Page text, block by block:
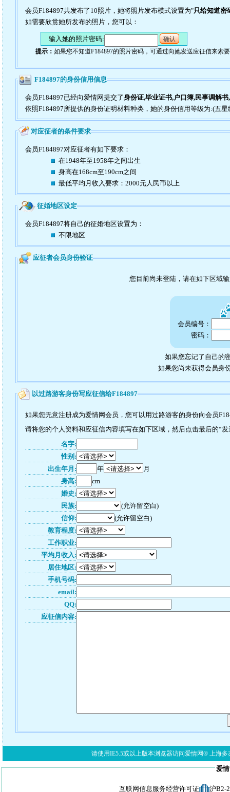
会员F184897共发布了10照片，她将照片发布模式设置为"只给知道密
如需要欣赏她所发布的照片，您可以：
输入她的照片密码:
确认
提示： 如果您不知道F184897的照片密码，可通过向她发送应征信来索
F184897的身份信用信息
会员F184897已经向爱情网提交了身份证,毕业证书,户口簿,民事调解
依照F184897所提供的身份证明材料种类，她的身份信用等级为:(五星
对应征者的条件要求
会员F184897对应征者有如下要求：
在1948年至1958年之间出生
身高在168cm至190cm之间
最低平均月收入要求：2000元人民币以上
征婚地区设定
会员F184897将自己的征婚地区设置为：
不限地区
应征者会员身份验证
您目前尚未登陆，请在如下区域
会员编号：
密码：
如果您忘记了自己的
如果您尚未获得会员身
以过路游客身份写应征信给F184897
如果您无意注册成为爱情网会员，您可以用过路游客的身份向会员
请将您的个人资料和应征信内容填写在如下区域，然后点击最后的“
名字:
性别:
出生年月:
年
月
身高:
cm
婚史:
民族:
(允许留空白)
信仰:
(允许留空白)
教育程度:
工作职业:
平均月收入:
居住地区:
手机号码:
email:
QQ:
应征信内容:
请使用IE5.5或以上版本浏览器访问爱情网® 上海多
爱
互联网信息服务经营许可证 沪B2-